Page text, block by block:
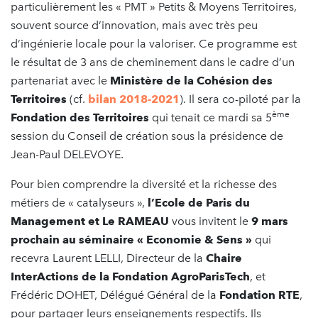
particulièrement les « PMT » Petits & Moyens Territoires,
souvent source d’innovation, mais avec très peu
d’ingénierie locale pour la valoriser. Ce programme est
le résultat de 3 ans de cheminement dans le cadre d’un
partenariat avec le Ministère de la Cohésion des
Territoires (cf. bilan 2018-2021). Il sera co-piloté par la
Fondation des Territoires qui tenait ce mardi sa 5ème
session du Conseil de création sous la présidence de
Jean-Paul DELEVOYE.
Pour bien comprendre la diversité et la richesse des
métiers de « catalyseurs », l’Ecole de Paris du
Management et Le RAMEAU vous invitent le 9 mars
prochain au séminaire « Economie & Sens » qui
recevra Laurent LELLI, Directeur de la Chaire
InterActions de la Fondation AgroParisTech, et
Frédéric DOHET, Délégué Général de la Fondation RTE,
pour partager leurs enseignements respectifs. Ils